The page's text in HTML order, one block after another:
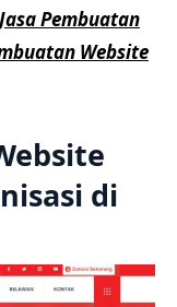
Jasa Pembuatan
Website
di